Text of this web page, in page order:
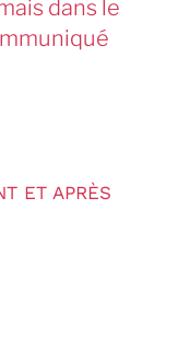
dans le
ET APRÈS